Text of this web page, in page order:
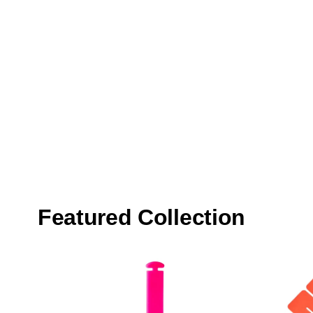
Featured Collection